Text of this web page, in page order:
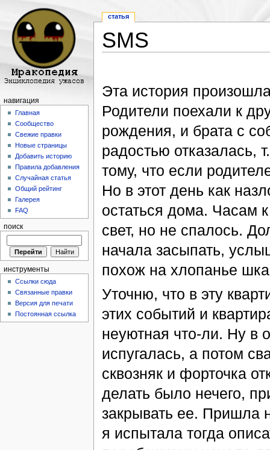
SMS
Эта история
Родители поехали к
рождения, и брата с
радостью отказалась,
тому, что если
Но в этот день как
остаться дома. Часам
свет, но не спалось.
начала засыпать,
похож на хлопанье
Уточню, что в эту
этих событий и
неуютная что-ли. Ну в
испугалась, а потом
сквозняк и форточка
делать было нечего,
закрывать ее. Пришла
я испытала тогда
статья
навигация
Главная
Сообщество
Свежие правки
Новые страницы
Добавить историю
Правила добавления
Случайная статья
Общий рейтинг
Галерея
FAQ
поиск
инструменты
Ссылки сюда
Связанные правки
Версия для печати
Постоянная ссылка